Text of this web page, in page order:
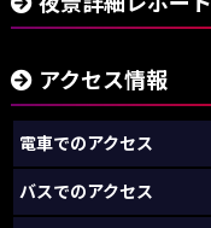
アクセス情報
電車でのアクセス
バスでのアクセス